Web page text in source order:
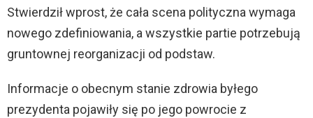
Stwierdził wprost, że cała scena polityczna wymaga
nowego zdefiniowania, a wszystkie partie potrzebują
gruntownej reorganizacji od podstaw.
Informacje o obecnym stanie zdrowia byłego
prezydenta pojawiły się po jego powrocie z